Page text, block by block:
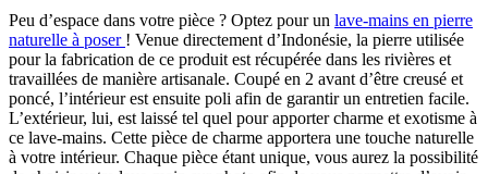
Peu d’espace dans votre pièce ? Optez pour un lave-mains en pierre
naturelle à poser ! Venue directement d’Indonésie, la pierre utilisée
pour la fabrication de ce produit est récupérée dans les rivières et
travaillées de manière artisanale. Coupé en 2 avant d’être creusé et
poncé, l’intérieur est ensuite poli afin de garantir un entretien facile.
L’extérieur, lui, est laissé tel quel pour apporter charme et exotisme à
ce lave-mains. Cette pièce de charme apportera une touche naturelle
à votre intérieur. Chaque pièce étant unique, vous aurez la possibilité